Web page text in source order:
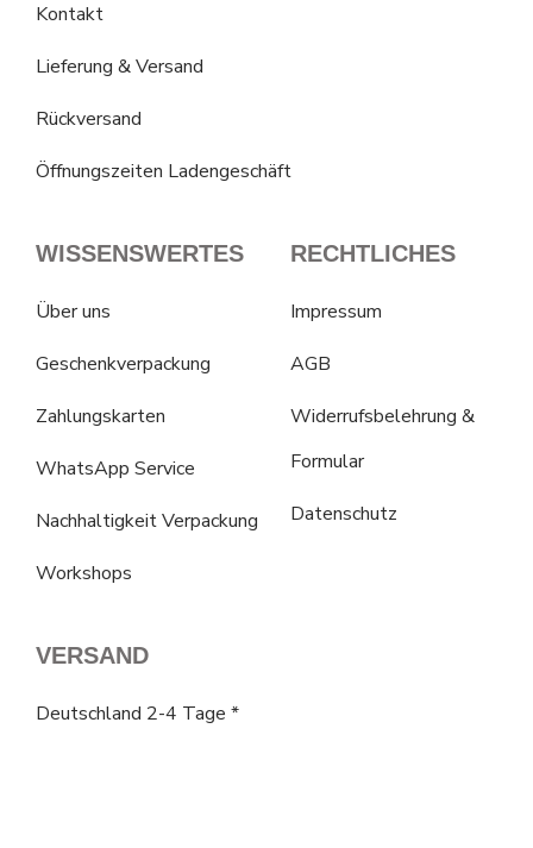
Kontakt
Lieferung & Versand
Rückversand
Öffnungszeiten Ladengeschäft
WISSENSWERTES
Über uns
Geschenkverpackung
Zahlungskarten
WhatsApp Service
Nachhaltigkeit Verpackung
Workshops
RECHTLICHES
Impressum
AGB
Widerrufsbelehrung &
Formular
Datenschutz
VERSAND
Deutschland 2-4 Tage *